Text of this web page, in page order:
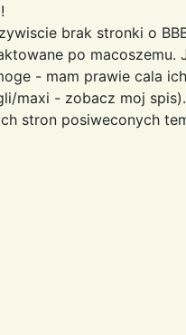
brak stronki o
po macoszemu.
- mam prawie cala
maxi - zobacz moj
stron posiweconych